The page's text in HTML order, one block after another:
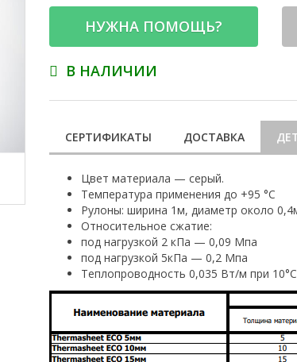
НУЖНА ПОМОЩЬ?
В НАЛИЧИИ
СЕРТИФИКАТЫ ДОСТАВКА
Цвет материала — серый.
Температура применения до +95 °С
Рулоны: ширина 1м, диаметр около
Относительное сжатие:
под нагрузкой 2 кПа — 0,09 Мпа
под нагрузкой 5кПа — 0,2 Мпа
Теплопроводность 0,035 Вт/м при 10°С